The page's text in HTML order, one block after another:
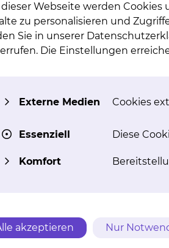
Webseite werden
zu personalisieren und
Sie in unserer
Die Einstellungen
Externe Medien Cookies
Essenziell Diese
Komfort
akzeptieren Nur